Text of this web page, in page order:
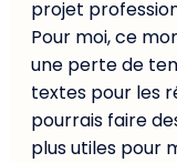
projet
Pour moi, ce
une perte de
textes pour les
pourrais faire
plus utiles pour